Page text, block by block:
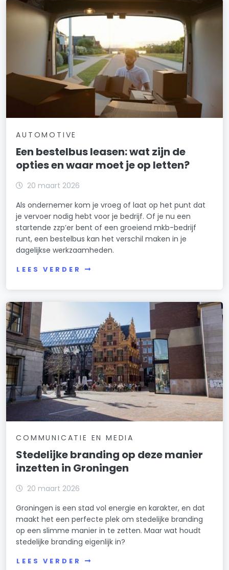
AUTOMOTIVE
Een bestelbus leasen: wat zijn de
opties en waar moet je op letten?
20 maart 2026
Als ondernemer kom je vroeg of laat op het punt dat
je vervoer nodig hebt voor je bedrijf. Of je nu een
startende zzp’er bent of een groeiend mkb-bedrijf
runt, een bestelbus kan het verschil maken in je
dagelijkse werkzaamheden.
LEES VERDER
COMMUNICATIE EN MEDIA
Stedelijke branding op deze manier
inzetten in Groningen
20 maart 2026
Groningen is een stad vol energie en karakter, en dat
maakt het een perfecte plek om stedelijke branding
op een slimme manier in te zetten. Maar wat houdt
stedelijke branding eigenlijk in?
LEES VERDER